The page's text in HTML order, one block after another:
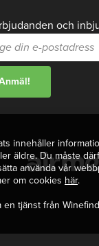
och
innehåller
äldre. Du måste
använda vår
om cookies här.
en tjänst från